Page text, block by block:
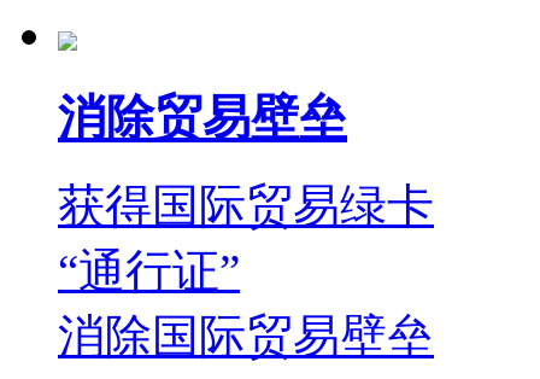
消除贸易壁垒
获得国际贸易绿卡
“通行证”
消除国际贸易壁垒